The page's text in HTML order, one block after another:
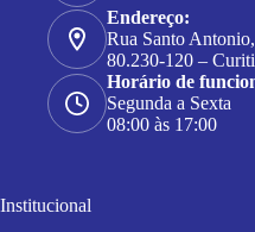
Endereço:
Rua Santo
80.230-120 –
Horário de
Segunda a Sexta
08:00 às 17:00
Institucional